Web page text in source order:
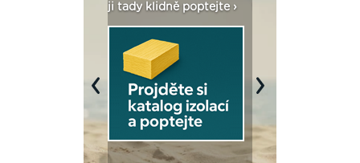
ji tady klidně poptejte ›
Previous Next